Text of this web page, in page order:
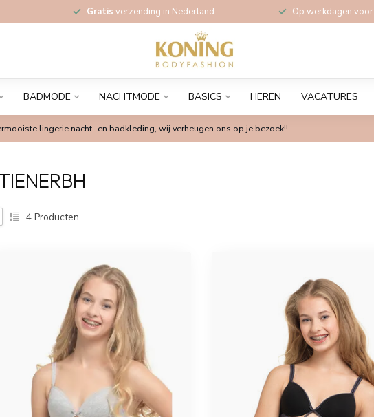
Gratis verzending in Nederland Op werkdagen voor
BADMODE NACHTMODE BASICS HEREN VACATURES
lingerie nacht- en badkleding, wij verheugen ons op je bezoek!!
4 Producten